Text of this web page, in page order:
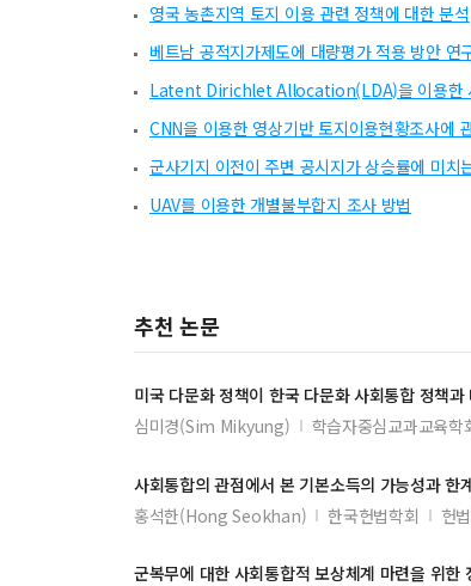
영국 농촌지역 토지 이용 관련 정책에 대한 분석
베트남 공적지가제도에 대량평가 적용 방안 연
Latent Dirichlet Allocation(LDA)을 이용한
CNN을 이용한 영상기반 토지이용현황조사에
군사기지 이전이 주변 공시지가 상승률에 미치
UAV를 이용한 개별불부합지 조사 방법
추천 논문
미국 다문화 정책이 한국 다문화사회통합정책과
심미경(Sim Mikyung) 학습자중심교과교육학
사회통합의 관점에서 본 기본소득의 가능성과 한
홍석한(Hong Seokhan) 한국헌법학회 헌
군복무에 대한 사회통합적 보상체계 마련을 위한